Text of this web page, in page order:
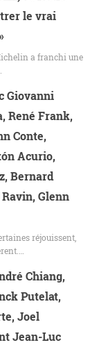
le vrai
a franchi une
Giovanni
René Frank,
Conte,
Acurio,
Bernard
Glenn
réjouissent,
Chiang,
Putelat,
Joel
Jean-Luc